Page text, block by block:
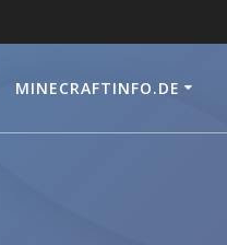
MINECRAFTINFO.DE